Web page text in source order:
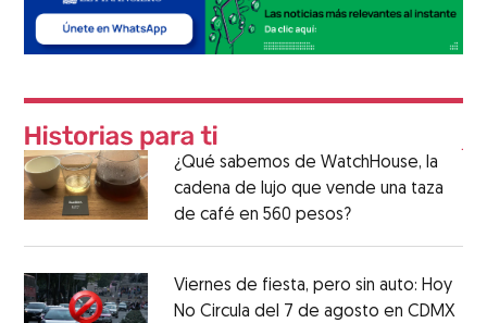
¿Qué sabemos de WatchHouse, la
cadena de lujo que vende una taza
de café en 560 pesos?
Viernes de fiesta, pero sin auto: Hoy
No Circula del 7 de agosto en CDMX